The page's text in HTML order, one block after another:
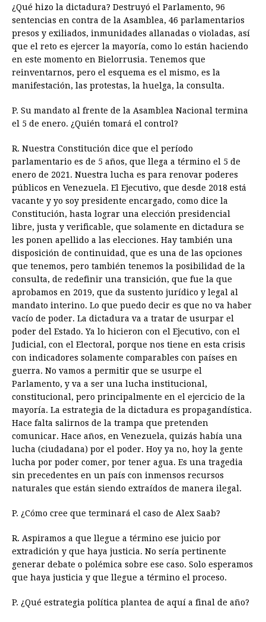
¿Qué hizo la dictadura? Destruyó el Parlamento, 96
sentencias en contra de la Asamblea, 46 parlamentarios
presos y exiliados, inmunidades allanadas o violadas, así
que el reto es ejercer la mayoría, como lo están haciendo
en este momento en Bielorrusia. Tenemos que
reinventarnos, pero el esquema es el mismo, es la
manifestación, las protestas, la huelga, la consulta.
P. Su mandato al frente de la Asamblea Nacional termina
el 5 de enero. ¿Quién tomará el control?
R. Nuestra Constitución dice que el período
parlamentario es de 5 años, que llega a término el 5 de
enero de 2021. Nuestra lucha es para renovar poderes
públicos en Venezuela. El Ejecutivo, que desde 2018 está
vacante y yo soy presidente encargado, como dice la
Constitución, hasta lograr una elección presidencial
libre, justa y verificable, que solamente en dictadura se
les ponen apellido a las elecciones. Hay también una
disposición de continuidad, que es una de las opciones
que tenemos, pero también tenemos la posibilidad de la
consulta, de redefinir una transición, que fue la que
aprobamos en 2019, que da sustento jurídico y legal al
mandato interino. Lo que puedo decir es que no va haber
vacío de poder. La dictadura va a tratar de usurpar el
poder del Estado. Ya lo hicieron con el Ejecutivo, con el
Judicial, con el Electoral, porque nos tiene en esta crisis
con indicadores solamente comparables con países en
guerra. No vamos a permitir que se usurpe el
Parlamento, y va a ser una lucha institucional,
constitucional, pero principalmente en el ejercicio de la
mayoría. La estrategia de la dictadura es propagandística.
Hace falta salirnos de la trampa que pretenden
comunicar. Hace años, en Venezuela, quizás había una
lucha (ciudadana) por el poder. Hoy ya no, hoy la gente
lucha por poder comer, por tener agua. Es una tragedia
sin precedentes en un país con inmensos recursos
naturales que están siendo extraídos de manera ilegal.
P. ¿Cómo cree que terminará el caso de Alex Saab?
R. Aspiramos a que llegue a término ese juicio por
extradición y que haya justicia. No sería pertinente
generar debate o polémica sobre ese caso. Solo esperamos
que haya justicia y que llegue a término el proceso.
P. ¿Qué estrategia política plantea de aquí a final de año?